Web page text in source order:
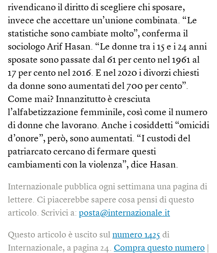
rivendicano il diritto di scegliere chi sposare,
invece che accettare un’unione combinata. “Le
statistiche sono cambiate molto”, conferma il
sociologo Arif Hasan. “Le donne tra i 15 e i 24 anni
sposate sono passate dal 61 per cento nel 1961 al
17 per cento nel 2016. E nel 2020 i divorzi chiesti
da donne sono aumentati del 700 per cento”.
Come mai? Innanzitutto è cresciuta
l’alfabetizzazione femminile, così come il numero
di donne che lavorano. Anche i cosiddetti “omicidi
d’onore”, però, sono aumentati. “I custodi del
patriarcato cercano di fermare questi
cambiamenti con la violenza”, dice Hasan.
Internazionale pubblica ogni settimana una pagina di
lettere. Ci piacerebbe sapere cosa pensi di questo
articolo. Scrivici a: posta@internazionale.it
Questo articolo è uscito sul numero 1425 di
Internazionale, a pagina 24. Compra questo numero